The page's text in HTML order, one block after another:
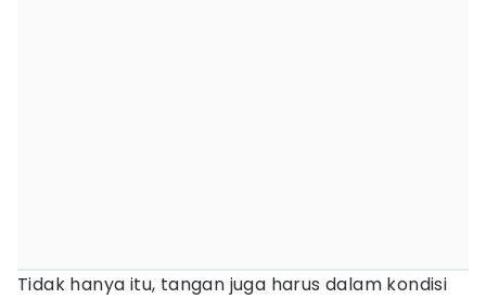
Tidak hanya itu, tangan juga harus dalam kondisi